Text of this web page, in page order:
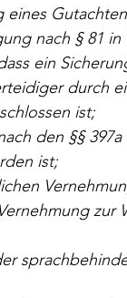
eines
nach § 81
ein
durch
ist;
den §§
ist;
zur